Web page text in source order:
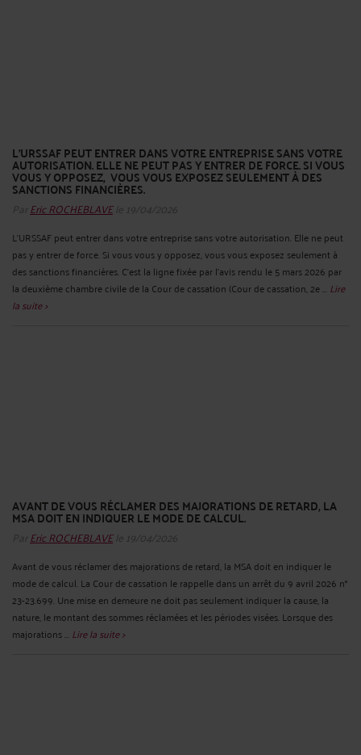
L’URSSAF PEUT ENTRER DANS VOTRE ENTREPRISE SANS VOTRE
AUTORISATION. ELLE NE PEUT PAS Y ENTRER DE FORCE. SI VOUS
VOUS Y OPPOSEZ, VOUS VOUS EXPOSEZ SEULEMENT À DES
SANCTIONS FINANCIÈRES.
Par Eric ROCHEBLAVEle 19/04/2026
L’URSSAF peut entrer dans votre entreprise sans votre autorisation. Elle ne peut
pas y entrer de force. Si vous vous y opposez, vous vous exposez seulement à
des sanctions financières. C’est la ligne fixée par l’avis rendu le 5 mars 2026 par
la deuxième chambre civile de la Cour de cassation (Cour de cassation, 2e ... Lire
la suite >
AVANT DE VOUS RÉCLAMER DES MAJORATIONS DE RETARD, LA
MSA DOIT EN INDIQUER LE MODE DE CALCUL.
Par Eric ROCHEBLAVEle 19/04/2026
Avant de vous réclamer des majorations de retard, la MSA doit en indiquer le
mode de calcul. La Cour de cassation le rappelle dans un arrêt du 9 avril 2026 n°
23-23.699. Une mise en demeure ne doit pas seulement indiquer la cause, la
nature, le montant des sommes réclamées et les périodes visées. Lorsque des
majorations ... Lire la suite >